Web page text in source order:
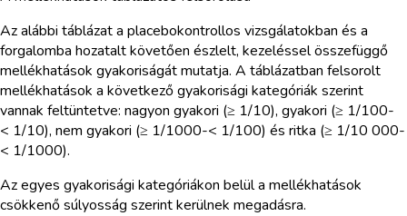
Az alábbi táblázat a placebokontrollos vizsgálatokban és a
forgalomba hozatalt követően észlelt, kezeléssel összefüggő
mellékhatások gyakoriságát mutatja. A táblázatban felsorolt
mellékhatások a következő gyakorisági kategóriák szerint
vannak feltüntetve: nagyon gyakori (≥ 1/10), gyakori (≥ 1/100-
< 1/10), nem gyakori (≥ 1/1000-< 1/100) és ritka (≥ 1/10 000-
< 1/1000).
Az egyes gyakorisági kategóriákon belül a mellékhatások
csökkenő súlyosság szerint kerülnek megadásra.